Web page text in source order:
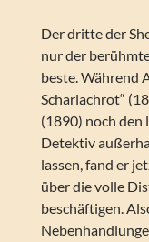
Der dritte der
nur der
beste. Während
Scharlachrot“
(1890) noch den
Detektiv
lassen, fand er
über die volle
beschäftigen.